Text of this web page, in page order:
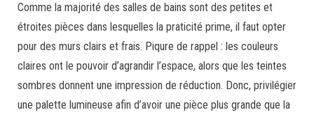
Comme la majorité des salles de bains sont des petites et
étroites pièces dans lesquelles la praticité prime, il faut opter
pour des murs clairs et frais. Piqure de rappel : les couleurs
claires ont le pouvoir d’agrandir l’espace, alors que les teintes
sombres donnent une impression de réduction. Donc, privilégier
une palette lumineuse afin d’avoir une pièce plus grande que la